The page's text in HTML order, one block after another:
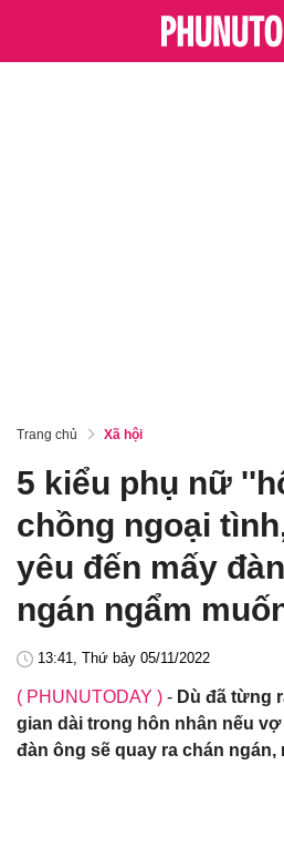
Trang chủ Xã hội
5 kiểu phụ nữ
chồng ngoại
yêu đến mấy
ngán ngẩm
13:41, Thứ bảy 05/11/2022
( PHUNUTODAY ) - Dù đã từng
gian dài trong hôn nhân nếu
đàn ông sẽ quay ra chán ngán,